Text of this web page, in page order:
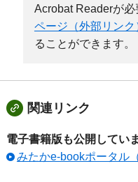
Acrobat Readerが必
ページ（外部リンク
ることができます。
関連リンク
電子書籍版も公開していま
みたかe-bookポータル